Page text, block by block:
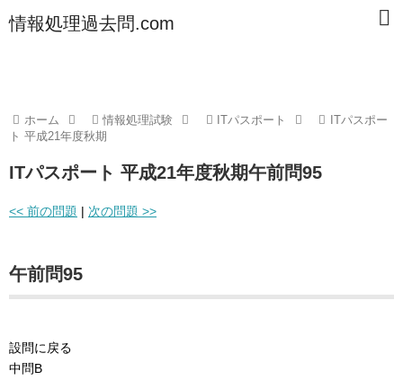
情報処理過去問.com
ホーム 情報処理試験 ITパスポート
ITパスポー
ト 平成21年度秋期
ITパスポート 平成21年度秋期午前問95
<< 前の問題 | 次の問題 >>
午前問95
設問に戻る
中問B